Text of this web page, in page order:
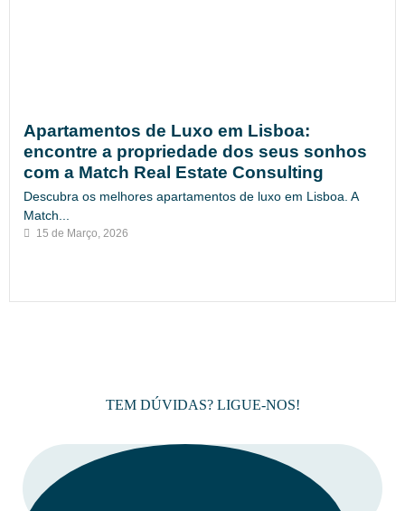
Apartamentos de Luxo em Lisboa:
encontre a propriedade dos seus sonhos
com a Match Real Estate Consulting
Descubra os melhores apartamentos de luxo em Lisboa. A
Match...
15 de Março, 2026
TEM DÚVIDAS? LIGUE-NOS!